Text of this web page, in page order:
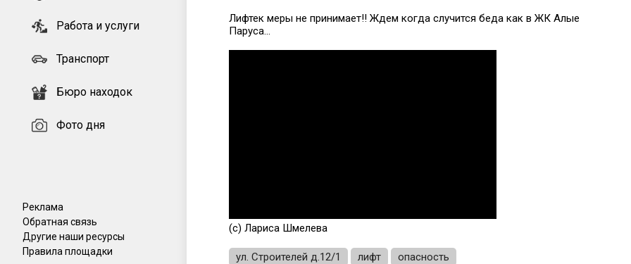
Работа и услуги
Транспорт
Бюро находок
Фото дня
Реклама
Обратная связь
Другие наши ресурсы
Правила площадки
Лифтек меры не принимает!! Ждем когда случится беда как в ЖК Алые
Паруса...
(с) Лариса Шмелева
ул. Строителей д.12/1 лифт опасность